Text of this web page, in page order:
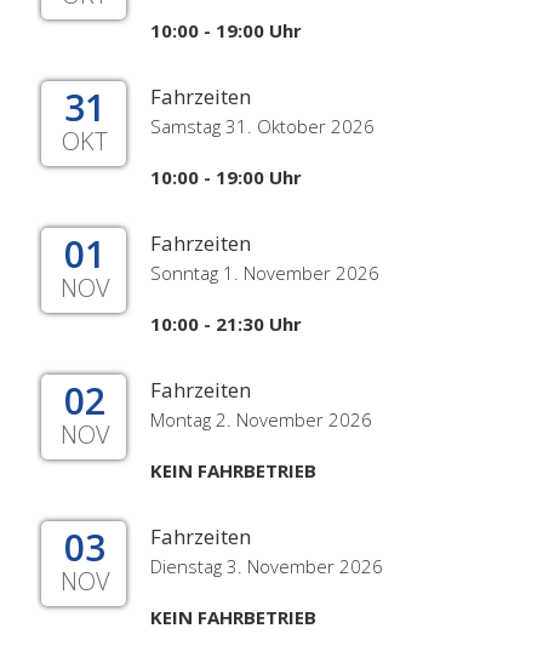
10:00 - 19:00 Uhr
31
OKT
Fahrzeiten
Samstag 31. Oktober 2026
10:00 - 19:00 Uhr
01
NOV
Fahrzeiten
Sonntag 1. November 2026
10:00 - 21:30 Uhr
02
NOV
Fahrzeiten
Montag 2. November 2026
KEIN FAHRBETRIEB
03
NOV
Fahrzeiten
Dienstag 3. November 2026
KEIN FAHRBETRIEB